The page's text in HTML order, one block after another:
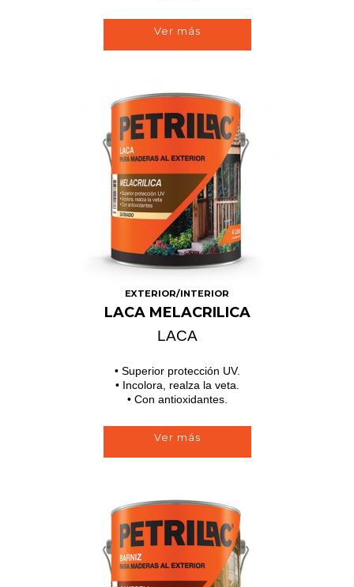
Ver más
EXTERIOR/INTERIOR
LACA MELACRILICA
LACA
• Superior protección UV.
• Incolora, realza la veta.
• Con antioxidantes.
Ver más